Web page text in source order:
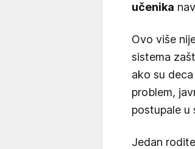
učenika
Ovo više
sistema
ako su
problem,
postupale u
Jedan